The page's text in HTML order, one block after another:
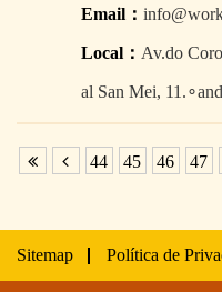
Email：
Local： Av.do
al San Mei,
44 45 46 47
Sitemap Política de